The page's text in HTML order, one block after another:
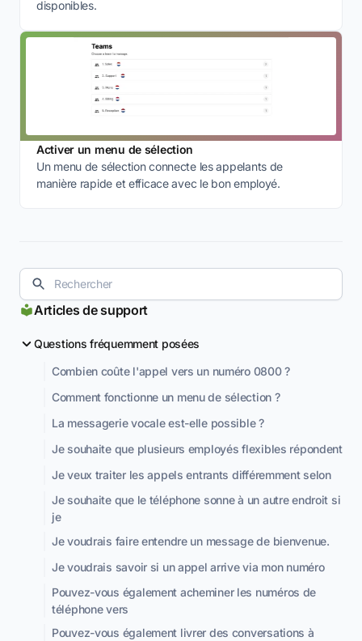
Articles de support
Questions fréquemment posées
Combien coûte l'appel vers un numéro 0800 ?
Comment fonctionne un menu de sélection ?
La messagerie vocale est-elle possible ?
Je souhaite que plusieurs employés flexibles répondent
Je veux traiter les appels entrants différemment selon
Je souhaite que le téléphone sonne à un autre endroit si
je
Je voudrais faire entendre un message de bienvenue.
Je voudrais savoir si un appel arrive via mon numéro
Pouvez-vous également acheminer les numéros de
téléphone vers
Pouvez-vous également livrer des conversations à
disponibles.
Activer un menu de sélection
Un menu de sélection connecte les appelants de
manière rapide et efficace avec le bon employé.